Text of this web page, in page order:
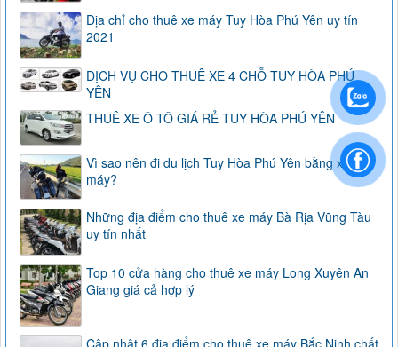
Địa chỉ cho thuê xe máy Tuy Hòa Phú Yên uy tín
2021
DỊCH VỤ CHO THUÊ XE 4 CHỖ TUY HÒA PHÚ
YÊN
THUÊ XE Ô TÔ GIÁ RẺ TUY HÒA PHÚ YÊN
Vì sao nên đi du lịch Tuy Hòa Phú Yên bằng xe
máy?
Những địa điểm cho thuê xe máy Bà Rịa Vũng Tàu
uy tín nhất
Top 10 cửa hàng cho thuê xe máy Long Xuyên An
Giang giá cả hợp lý